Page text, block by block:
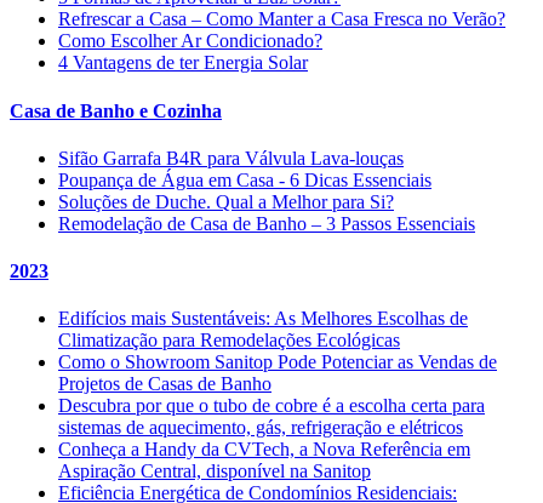
Refrescar a Casa – Como Manter a Casa Fresca no Verão?
Como Escolher Ar Condicionado?
4 Vantagens de ter Energia Solar
Casa de Banho e Cozinha
Sifão Garrafa B4R para Válvula Lava-louças
Poupança de Água em Casa - 6 Dicas Essenciais
Soluções de Duche. Qual a Melhor para Si?
Remodelação de Casa de Banho – 3 Passos Essenciais
2023
Edifícios mais Sustentáveis: As Melhores Escolhas de
Climatização para Remodelações Ecológicas
Como o Showroom Sanitop Pode Potenciar as Vendas de
Projetos de Casas de Banho
Descubra por que o tubo de cobre é a escolha certa para
sistemas de aquecimento, gás, refrigeração e elétricos
Conheça a Handy da CVTech, a Nova Referência em
Aspiração Central, disponível na Sanitop
Eficiência Energética de Condomínios Residenciais: